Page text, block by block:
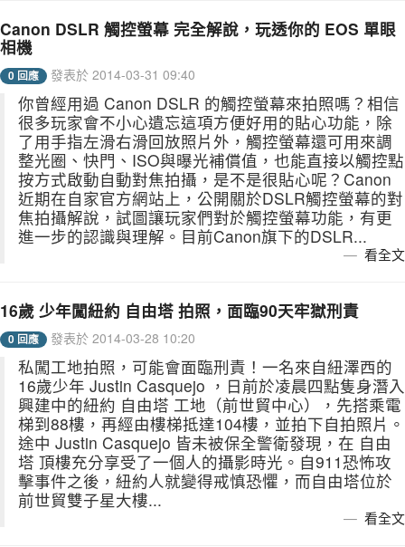
Canon DSLR 觸控螢幕 完全解說，玩透你的 EOS 單眼
相機
0 回應 發表於 2014-03-31 09:40
你曾經用過 Canon DSLR 的觸控螢幕來拍照嗎？相信
很多玩家會不小心遺忘這項方便好用的貼心功能，除
了用手指左滑右滑回放照片外，觸控螢幕還可用來調
整光圈、快門、ISO與曝光補償值，也能直接以觸控點
按方式啟動自動對焦拍攝，是不是很貼心呢？Canon
近期在自家官方網站上，公開關於DSLR觸控螢幕的對
焦拍攝解說，試圖讓玩家們對於觸控螢幕功能，有更
進一步的認識與理解。目前Canon旗下的DSLR...
看全文
16歲 少年闖紐約 自由塔 拍照，面臨90天牢獄刑責
0 回應 發表於 2014-03-28 10:20
私闖工地拍照，可能會面臨刑責！一名來自紐澤西的
16歲少年 Justin Casquejo ，日前於凌晨四點隻身潛入
興建中的紐約 自由塔 工地（前世貿中心），先搭乘電
梯到88樓，再經由樓梯抵達104樓，並拍下自拍照片。
途中 Justin Casquejo 皆未被保全警衛發現，在 自由
塔 頂樓充分享受了一個人的攝影時光。自911恐怖攻
擊事件之後，紐約人就變得戒慎恐懼，而自由塔位於
前世貿雙子星大樓...
看全文